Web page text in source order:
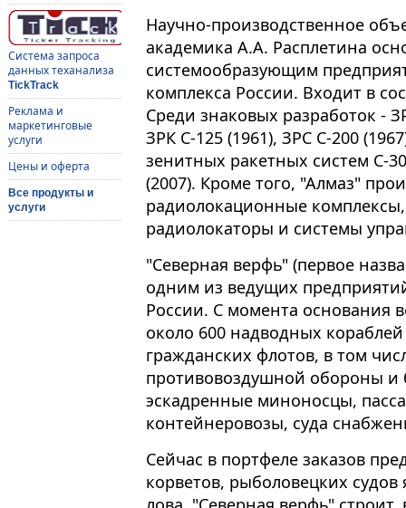
Система запроса
данных теханализа
TickTrack
Реклама и
маркетинговые
услуги
Цены и оферта
Все продукты и
услуги
Научно-производственное
академика А.А. Расплетина
системообразующим
комплекса России. Входит в
Среди знаковых разработок -
ЗРК С-125 (1961), ЗРС С-200
зенитных ракетных систем С-
(2007). Кроме того, "Алмаз"
радиолокационные
радиолокаторы и системы
"Северная верфь" (первое
одним из ведущих
России. С момента основания
около 600 надводных
гражданских флотов, в том
противовоздушной обороны
эскадренные миноносцы,
контейнеровозы, суда
Сейчас в портфеле заказов
корветов, рыболовецких судов